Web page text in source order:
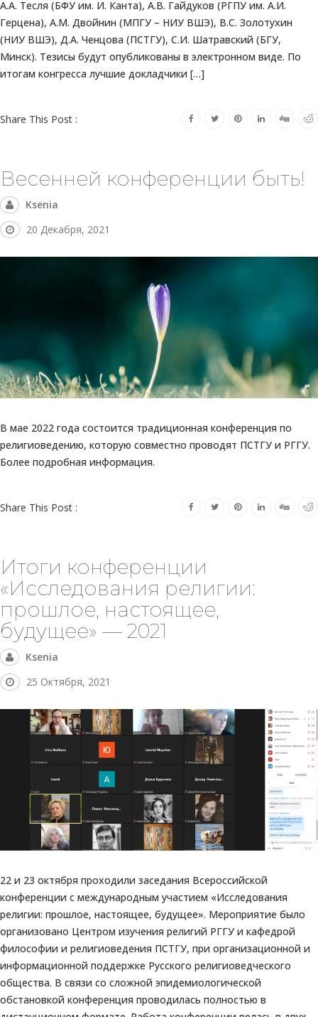
А.А. Тесля (БФУ им. И. Канта), А.В. Гайдуков (РГПУ им. А.И.
Герцена), А.М. Двойнин (МПГУ – НИУ ВШЭ), В.С. Золотухин
(НИУ ВШЭ), Д.А. Ченцова (ПСТГУ), С.И. Шатравский (БГУ,
Минск). Тезисы будут опубликованы в электронном виде. По
итогам конгресса лучшие докладчики […]
Share This Post :
Весенней конференции быть!
Ksenia
20 Декабря, 2021
В мае 2022 года состоится традиционная конференция по
религиоведению, которую совместно проводят ПСТГУ и РГГУ.
Более подробная информация.
Share This Post :
Итоги конференции
«Исследования религии:
прошлое, настоящее,
будущее» — 2021
Ksenia
25 Октября, 2021
22 и 23 октября проходили заседания Всероссийской
конференции с международным участием «Исследования
религии: прошлое, настоящее, будущее». Мероприятие было
организовано Центром изучения религий РГГУ и кафедрой
философии и религиоведения ПСТГУ, при организационной и
информационной поддержке Русского религиоведческого
общества. В связи со сложной эпидемиологической
обстановкой конференция проводилась полностью в